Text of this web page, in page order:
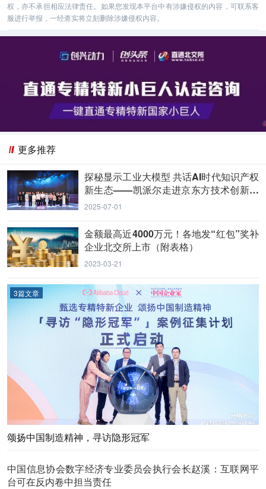
权，亦不承担相应法律责任。如果您发现本平台中有涉嫌侵权的内容，可联系客
服进行举报，一经查实将立刻删除涉嫌侵权内容。
更多推荐
探秘显示工业大模型 共话AI时代知识产权
新生态——凯派尔走进京东方技术创新中
心
2025-07-01
金额最高近4000万元！各地发“红包”奖补
企业北交所上市（附表格）
2023-03-21
3篇文章
颂扬中国制造精神，寻访隐形冠军
中国信息协会数字经济专业委员会执行会长赵溪：互联网平
台可在反内卷中担当责任